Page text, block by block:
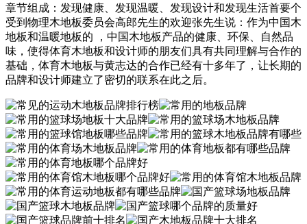
章节组成：发现健康、发现温暖、发现设计和发现生活首要个
受到物理木地板委员会高郎先生的欢迎张先生说：作为中国木
地板和温暖地板的 ，中国木地板产品的健康、环保、自然品
味，使得体育木地板和设计师的朋友们具有共同理解与合作的
基础，体育木地板与黄志达的合作已经有十多年了，让长期的
品牌和设计师建立了密切的联系在此之后。